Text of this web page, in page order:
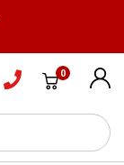
0